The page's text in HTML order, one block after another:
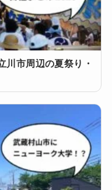
川市周辺の夏祭り・